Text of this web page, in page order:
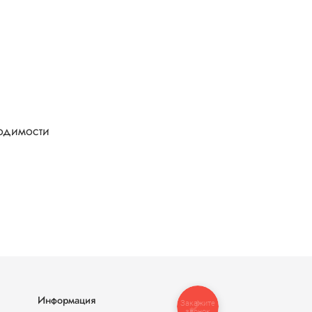
Информация
Закажите